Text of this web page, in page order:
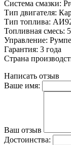
Система смазки:
Тип двигателя:
Тип топлива:
Топливная смесь:
Управление:
Гарантия: 3 года
Страна
Написать отзыв
Ваше имя:
Ваш отзыв
Достоинства: